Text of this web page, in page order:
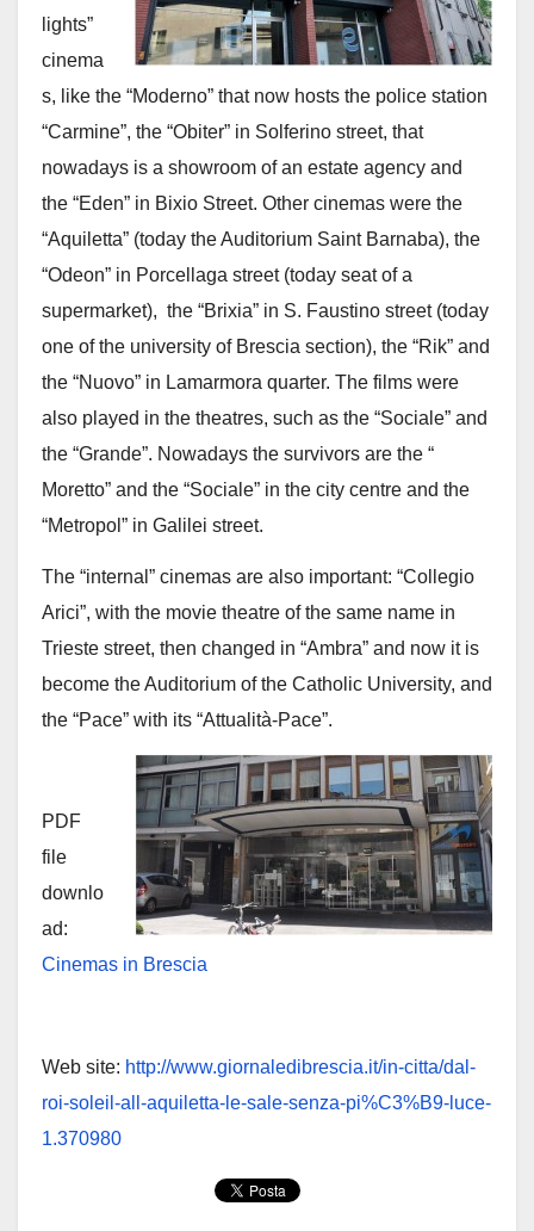
lights”
cinema
s, like the “Moderno” that now hosts the police station
“Carmine”, the “Obiter” in Solferino street, that
nowadays is a showroom of an estate agency and
the “Eden” in Bixio Street. Other cinemas were the
“Aquiletta” (today the Auditorium Saint Barnaba), the
“Odeon” in Porcellaga street (today seat of a
supermarket), the “Brixia” in S. Faustino street (today
one of the university of Brescia section), the “Rik” and
the “Nuovo” in Lamarmora quarter. The films were
also played in the theatres, such as the “Sociale” and
the “Grande”. Nowadays the survivors are the “
Moretto” and the “Sociale” in the city centre and the
“Metropol” in Galilei street.
The “internal” cinemas are also important: “Collegio
Arici”, with the movie theatre of the same name in
Trieste street, then changed in “Ambra” and now it is
become the Auditorium of the Catholic University, and
the “Pace” with its “Attualità-Pace”.
PDF
file
downlo
ad:
Cinemas in Brescia
Web site: http://www.giornaledibrescia.it/in-citta/dal-
roi-soleil-all-aquiletta-le-sale-senza-pi%C3%B9-luce-
1.370980